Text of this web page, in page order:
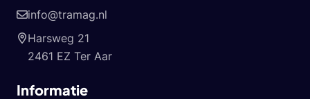
info@tramag.nl
Harsweg 21
2461 EZ Ter Aar
Informatie